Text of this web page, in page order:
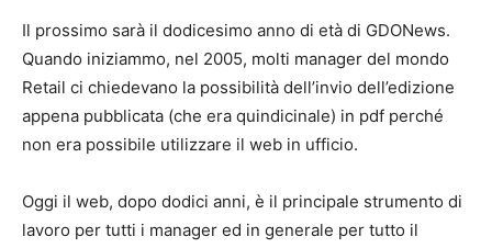
Il prossimo sarà il dodicesimo anno di età di GDONews.
Quando iniziammo, nel 2005, molti manager del mondo
Retail ci chiedevano la possibilità dell’invio dell’edizione
appena pubblicata (che era quindicinale) in pdf perché
non era possibile utilizzare il web in ufficio.
Oggi il web, dopo dodici anni, è il principale strumento di
lavoro per tutti i manager ed in generale per tutto il